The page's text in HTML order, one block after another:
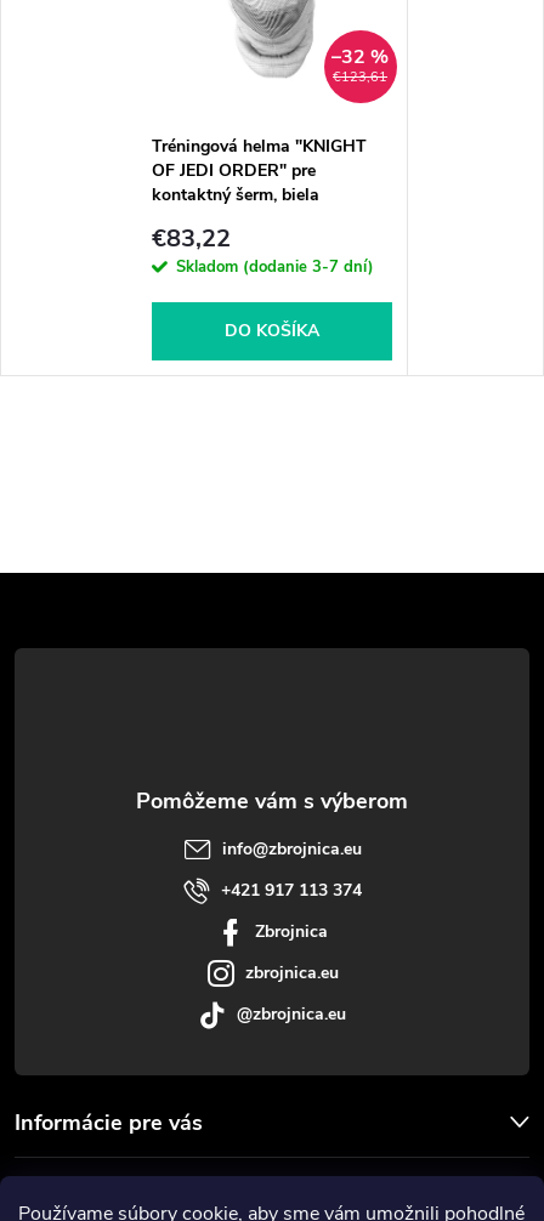
Používame súborycookie, aby sme vám umožnili pohodlné
€123,61
–32 %
Tréningová helma "KNIGHT
OF JEDI ORDER" pre
kontaktný šerm, biela
€83,22
Skladom (dodanie 3-7 dní)
DO KOŠÍKA
á
Informácie pre vás
info@zbrojnica.eu
+421 917 113 374
Zbrojnica
zbrojnica.eu
@zbrojnica.eu